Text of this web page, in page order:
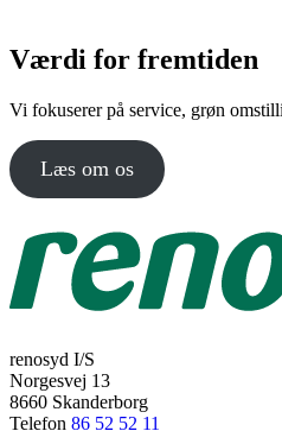
Værdi for fremtiden
Vi fokuserer på service, grøn
Læs om os
renosyd I/S
Norgesvej 13
8660 Skanderborg
Telefon 86 52 52 11